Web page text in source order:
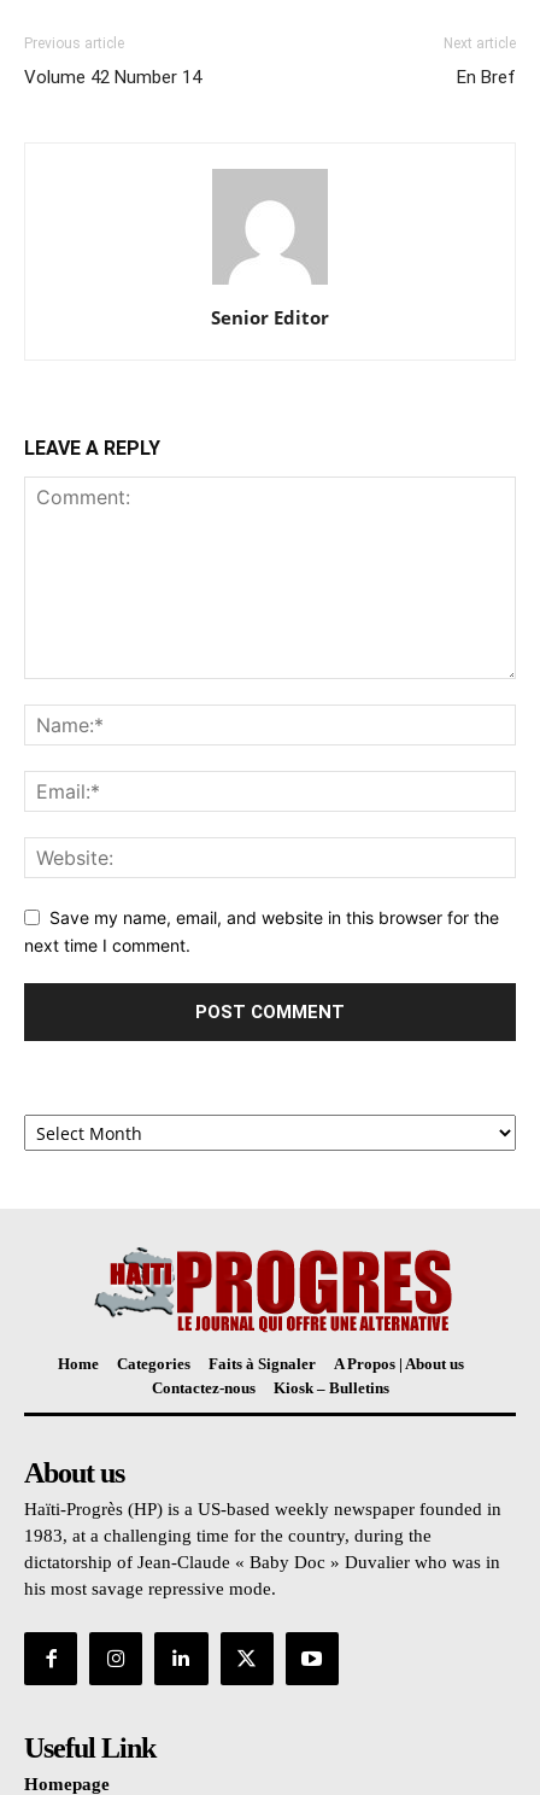
Previous article
Volume 42 Number 14
Next article
En Bref
Senior Editor
LEAVE A REPLY
Save my name, email, and website in this browser for the
next time I comment.
Archives
Home Categories Faits à Signaler
A Propos | About us
Contactez-nous
Kiosk – Bulletins
About us
Haïti-Progrès (HP) is a US-based weekly newspaper founded in
1983, at a challenging time for the country, during the
dictatorship of Jean-Claude « Baby Doc » Duvalier who was in
his most savage repressive mode.
Useful Link
Homepage